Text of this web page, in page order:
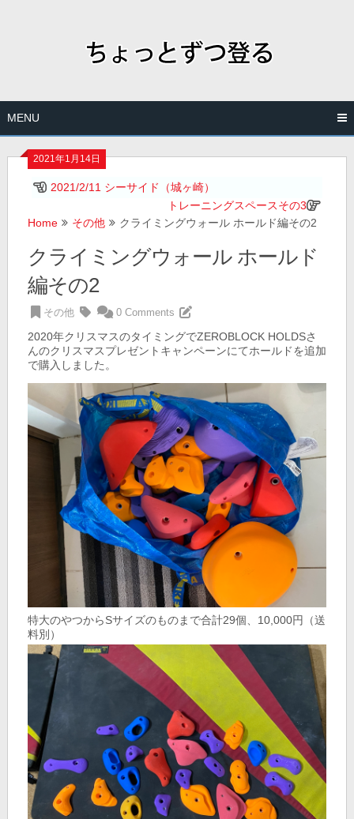
MENU
2021年1月14日
2021/2/11 シーサイド（城ヶ崎）
トレーニングスペースその3
Home
その他 クライミングウォール ホールド編その2
クライミングウォール ホールド
編その2
その他 0 Comments
2020年クリスマスのタイミングでZEROBLOCK HOLDSさ
んのクリスマスプレゼントキャンペーンにてホールドを追加
で購入しました。
特大のやつからSサイズのものまで合計29個、10,000円（送
料別）